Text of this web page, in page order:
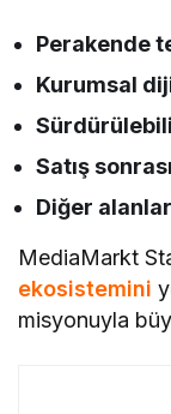
Perakende
Kurumsal
Satış
Diğer alanlar
MediaMarkt
ekosistemini
misyonuyla